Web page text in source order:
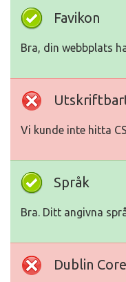
Favikon
Bra, din webbplats
Vi kunde inte hitta
Språk
Bra. Ditt angivna
Dublin Core